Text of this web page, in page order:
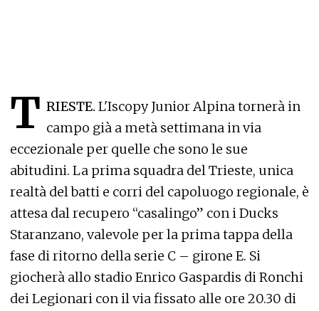
T RIESTE. L'Iscopy Junior Alpina tornerà in
campo già a metà settimana in via
eccezionale per quelle che sono le sue
abitudini. La prima squadra del Trieste, unica
realtà del batti e corri del capoluogo regionale, è
attesa dal recupero “casalingo” con i Ducks
Staranzano, valevole per la prima tappa della
fase di ritorno della serie C – girone E. Si
giocherà allo stadio Enrico Gaspardis di Ronchi
dei Legionari con il via fissato alle ore 20.30 di